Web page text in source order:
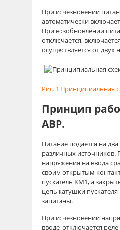
При исчезновении
автоматически
При возобновлении
отключается,
осуществляется от двух
Рис. 1 Принципиальная
Принцип
АВР.
Питание подается на два
различных источников.
напряжения на ввода
своим открытым
пускатель КМ1, а
цепь катушки
запитаны.
При исчезновении
вводе, отключается